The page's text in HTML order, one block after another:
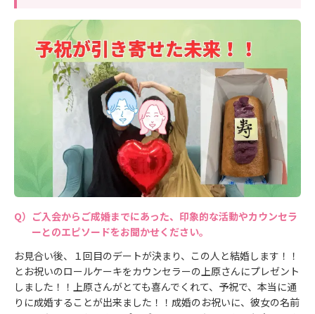
ご入会からご成婚までにあった、印象的な活動やカウンセラ
ーとのエピソードをお聞かせください。
お見合い後、１回目のデートが決まり、この人と結婚します！！
とお祝いのロールケーキをカウンセラーの上原さんにプレゼント
しました！！上原さんがとても喜んでくれて、予祝で、本当に通
りに成婚することが出来ました！！成婚のお祝いに、彼女の名前